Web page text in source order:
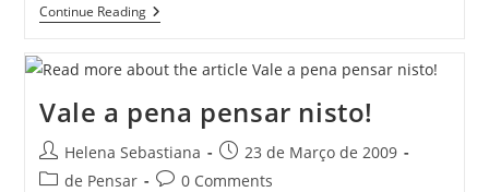
Continue ReadingMeu
Cêntimo…
Vale a pena pensar nisto!
Post
author:
Helena Sebastiana
Post
published:
23 de Março de 2009
Postde Pensar
Post0 Comments